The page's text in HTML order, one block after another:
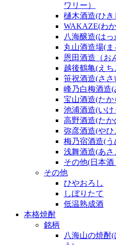
ワリー）
樋木酒造(ひ
WAKAZE(わ
八海醸造(は
丸山酒造場(
恩田酒造（お
越後鶴亀(え
笹祝酒造(さ
峰乃白梅酒造
宝山酒造(た
池浦酒造(い
高野酒造(た
弥彦酒造(や
梅乃宿酒造(
浅舞酒造(あ
その他(日本
その他
ひやおろし
しぼりたて
低温熟成酒
本格焼酎
銘柄
八海山の焼酎